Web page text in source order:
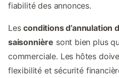
fiabilité des annonces.
Lesconditions d’annulation
saisonnière sont bien plus
commerciale. Les hôtes
flexibilité et sécurité